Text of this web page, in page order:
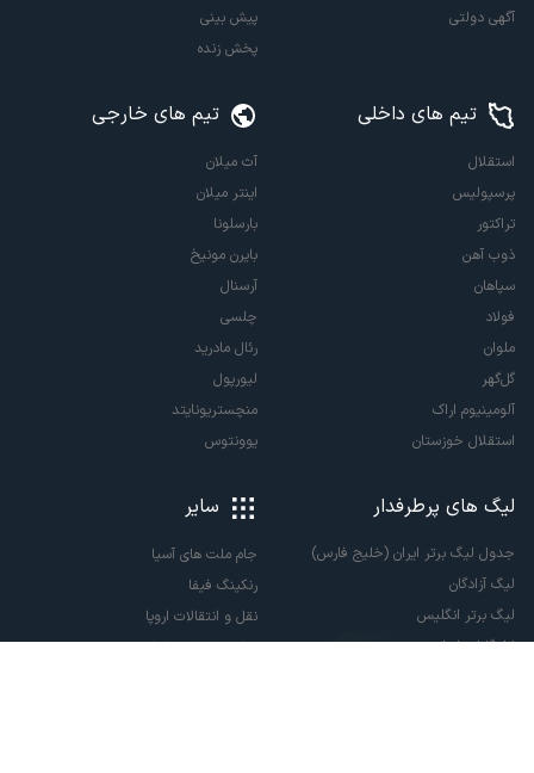
آگهی دولتی
پیش بینی
پخش زنده
تیم های داخلی
استقلال
پرسپولیس
تراکتور
ذوب آهن
سپاهان
فولاد
ملوان
گل‌گهر
آلومینیوم اراک
استقلال خوزستان
تیم های خارجی
آث میلان
اینتر میلان
بارسلونا
بایرن مونیخ
آرسنال
چلسی
رئال مادرید
لیورپول
منچستریونایتد
یوونتوس
لیگ های پرطرفدار
جدول لیگ برتر ایران (خلیج فارس)
لیگ آزادگان
لیگ برتر انگلیس
لالیگا اسپانیا
سایر
جام ملت های آسیا
رنکینگ فیفا
نقل و انتقالات اروپا
نقل و انتقالات ایران